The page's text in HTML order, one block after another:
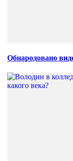
Обнародовано